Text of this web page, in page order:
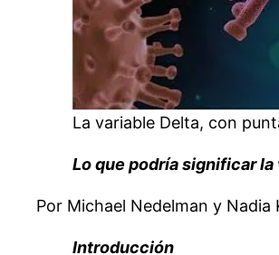
La variable Delta, con
Lo que podría significar
Por Michael Nedelman y
Introducción